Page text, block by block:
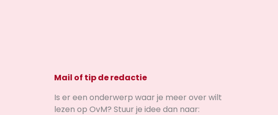
Mail of tip de redactie
Is er een onderwerp waar je meer over wilt
lezen op OvM? Stuur je idee dan naar: